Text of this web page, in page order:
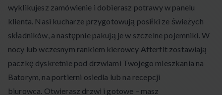
wyklikujesz zamówienie i dobierasz potrawy w panelu
klienta. Nasi kucharze przygotowują posiłki ze świeżych
składników, a następnie pakują je w szczelne pojemniki. W
nocy lub wczesnym rankiem kierowcy Afterfit zostawiają
paczkę dyskretnie pod drzwiami Twojego mieszkania na
Batorym, na portierni osiedla lub na recepcji
biurowca. Otwierasz drzwi i gotowe – masz